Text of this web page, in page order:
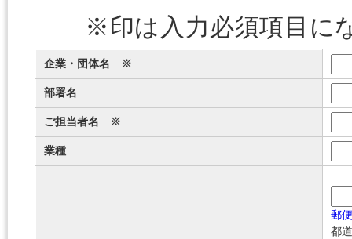
※印は入力必須項目に
企業・団体名 ※
部署名
ご担当者名 ※
業種
郵
都